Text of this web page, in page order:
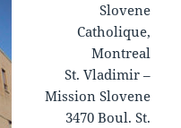
Slovene
Catholique,
Montreal
St. Vladimir –
Mission Slovene
3470 Boul. St.